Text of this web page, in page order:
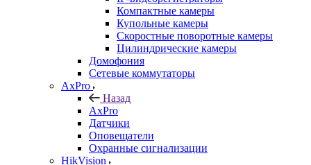
Компактные камеры
Купольные камеры
Скоростные поворотные камеры
Цилиндрические камеры
Домофония
Сетевые коммутаторы
AxPro
Назад
AxPro
Датчики
Оповещатели
Охранные сигнализации
HikVision